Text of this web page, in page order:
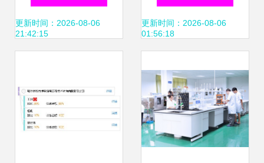
更新时间：2026-08-06
21:42:15
设计与精密制造的
更新时间：2026-08-06
01:56:18